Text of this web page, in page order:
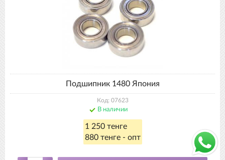
Подшипник 1480 Япония
Код: 07623
В наличии
1 250 тенге
880 тенге - опт